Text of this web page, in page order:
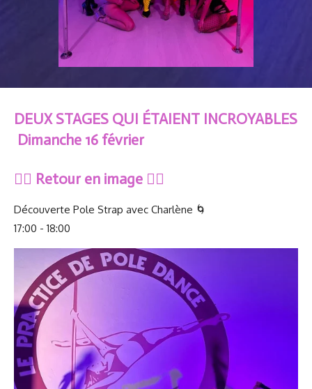
DEUX STAGES QUI ÉTAIENT INCROYABLES
Dimanche 16 février
👇🏻 Retour en image 👇🏻
Découverte Pole Strap avec Charlène 🌀
17:00 - 18:00